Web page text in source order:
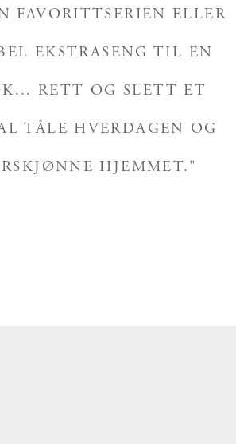
FAVORITTSERIEN ELLER
EKSTRASENG TIL EN
RETT OG SLETT ET
TÅLE HVERDAGEN OG
HJEMMET."